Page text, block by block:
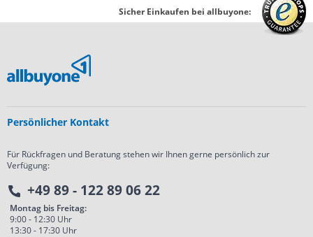
Sicher Einkaufen bei allbuyone:
Persönlicher Kontakt
Für Rückfragen und Beratung stehen wir Ihnen gerne persönlich zur
Verfügung:
+49 89 - 122 89 06 22
Montag bis Freitag:
9:00 - 12:30 Uhr
13:30 - 17:30 Uhr